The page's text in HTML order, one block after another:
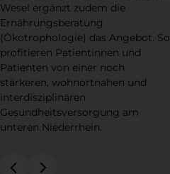
Wesel ergänzt zudem die
Ernährungsberatung
(Ökotrophologie) das Angebot. So
profitieren Patientinnen und
Patienten von einer noch
stärkeren, wohnortnahen und
interdisziplinären
Gesundheitsversorgung am
unteren Niederrhein.